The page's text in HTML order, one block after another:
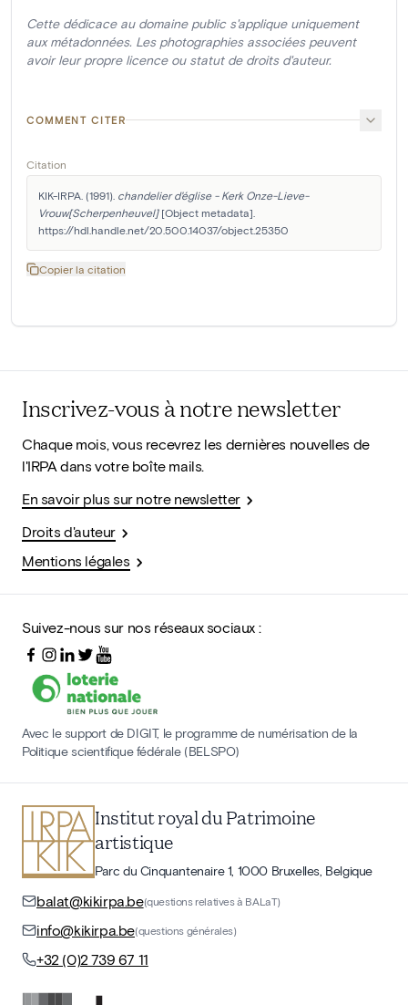
Cette dédicace au domaine public s'applique uniquement
aux métadonnées. Les photographies associées peuvent
avoir leur propre licence ou statut de droits d'auteur.
COMMENT CITER
Citation
KIK-IRPA. (1991). chandelier d'église - Kerk Onze-Lieve-
Vrouw[Scherpenheuvel] [Object metadata].
https://hdl.handle.net/20.500.14037/object.25350
Copier la citation
Inscrivez-vous à notre newsletter
Chaque mois, vous recevrez les dernières nouvelles de
l'IRPA dans votre boîte mails.
En savoir plus sur notre newsletter
Droits d'auteur
Mentions légales
Suivez-nous sur nos réseaux sociaux :
Avec le support de DIGIT, le programme de numérisation de la
Politique scientifique fédérale (BELSPO)
Institut royal du Patrimoine
artistique
Parc du Cinquantenaire 1, 1000 Bruxelles, Belgique
balat@kikirpa.be(questions relatives à BALaT)
info@kikirpa.be(questions générales)
+32 (0)2 739 67 11